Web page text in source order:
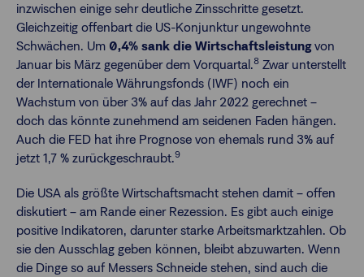
inzwischen einige sehr deutliche Zinsschritte gesetzt.
Gleichzeitig offenbart die US-Konjunktur ungewohnte
Schwächen. Um 0,4% sank die Wirtschaftsleistungvon
Januar bis März gegenüber dem Vorquartal.8 Zwar unterstellt
der Internationale Währungsfonds (IWF) noch ein
Wachstum von über 3% auf das Jahr 2022 gerechnet –
doch das könnte zunehmend am seidenen Faden hängen.
Auch die FED hat ihre Prognose von ehemals rund 3% auf
jetzt 1,7 % zurückgeschraubt.9
Die USA als größte Wirtschaftsmacht stehen damit – offen
diskutiert – am Rande einer Rezession. Es gibt auch einige
positive Indikatoren, darunter starke Arbeitsmarktzahlen. Ob
sie den Ausschlag geben können, bleibt abzuwarten. Wenn
die Dinge so auf Messers Schneide stehen, sind auch die